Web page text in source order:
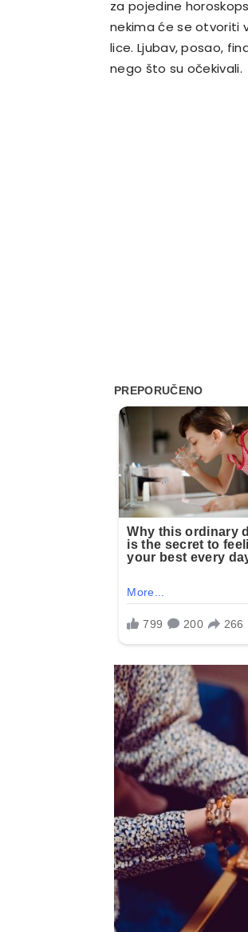
za pojedine
nekima će se otvoriti
lice. Ljubav, posao,
nego što su očekivali.